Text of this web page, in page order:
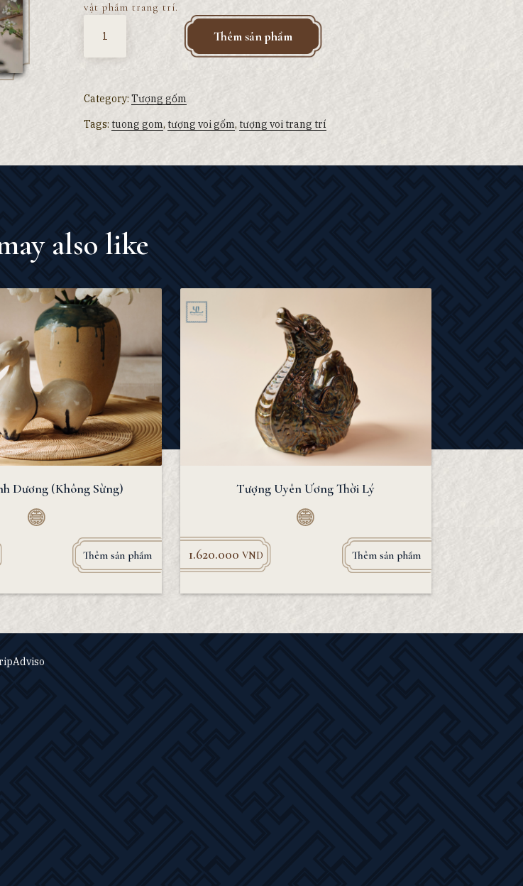
vật phẩm trang trí.
Thêm sản phẩm
Category: Tượng gốm
Tags: tuong gom, tượng voi gốm, tượng voi trang trí
also like
Dương (Không Sừng)
Thêm sản phẩm
Tượng Uyên Ương Thời Lý
1.620.000 VND Thêm sản phẩm